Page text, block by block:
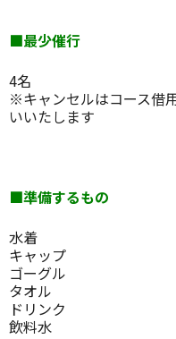
■最少催行
4名
※キャンセルはコース借
いいたします
■準備するもの
水着
キャップ
ゴーグル
タオル
ドリンク
飲料水